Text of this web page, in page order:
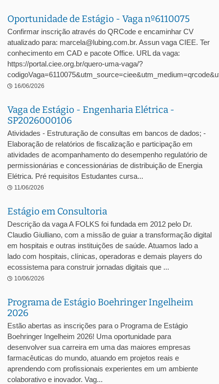
Oportunidade de Estágio - Vaga nº6110075
Confirmar inscrição através do QRCode e encaminhar CV
atualizado para: marcela@lubing.com.br. Assun vaga CIEE. Ter
conhecimento em CAD e pacote Office. URL da vaga:
https://portal.ciee.org.br/quero-uma-vaga/?
16/06/2026
Vaga de Estágio - Engenharia Elétrica -
SP2026000106
Atividades - Estruturação de consultas em bancos de dados; -
Elaboração de relatórios de fiscalização e participação em
atividades de acompanhamento do desempenho regulatório de
permissionárias e concessionárias de distribuição de Energia
Elétrica. Pré requisitos Estudantes cursa...
11/06/2026
Estágio em Consultoria
Descrição da vaga A FOLKS foi fundada em 2012 pelo Dr.
Claudio Giulliano, com a missão de guiar a transformação digital
em hospitais e outras instituições de saúde. Atuamos lado a
lado com hospitais, clínicas, operadoras e demais players do
ecossistema para construir jornadas digitais que ...
10/06/2026
Programa de Estágio Boehringer Ingelheim
2026
Estão abertas as inscrições para o Programa de Estágio
Boehringer Ingelheim 2026! Uma oportunidade para
desenvolver sua carreira em uma das maiores empresas
farmacêuticas do mundo, atuando em projetos reais e
aprendendo com profissionais experientes em um ambiente
colaborativo e inovador. Vag...